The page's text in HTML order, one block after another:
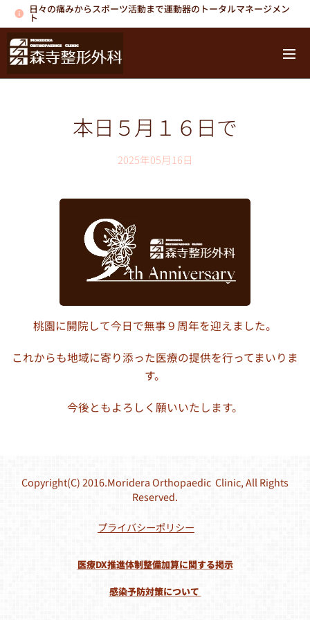
日々の痛みからスポーツ活動まで運動器のトータルマネージメン
ト
本日５月１６日で
2025年05月16日
桃園に開院して今日で無事９周年を迎えました。
これからも地域に寄り添った医療の提供を行ってまいりま
す。
今後ともよろしく願いいたします。
Copyright(C) 2016.Moridera Orthopaedic Clinic, All Rights
Reserved.
プライバシーポリシー
医療DX推進体制整備加算に関する掲示
感染予防対策について